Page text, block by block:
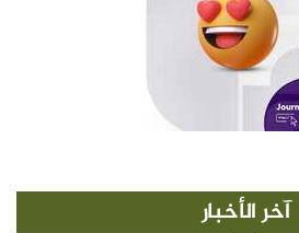
آخر الأخبار